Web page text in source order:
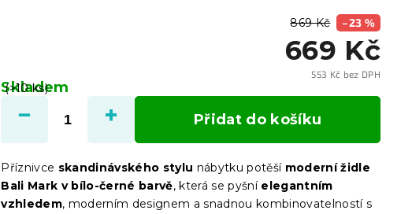
869 Kč –23 %
669 Kč
553 Kč bez DPH
cena:
Skladem
(>10 ks)
Přidat do košíku
Příznivce skandinávského stylu nábytku potěší moderní židle
Bali Mark v bílo-černé barvě, která se pyšní elegantním
vzhledem, moderním designem a snadnou kombinovatelností s